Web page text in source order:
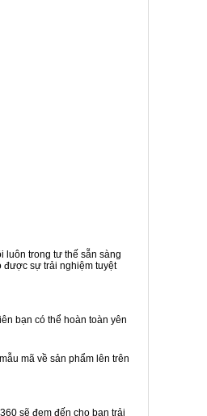
luôn trong tư thế sẵn sàng
được sự trải nghiệm tuyệt
bạn có thể hoàn toàn yên
mã về sản phẩm lên trên
sẽ đem đến cho bạn trải